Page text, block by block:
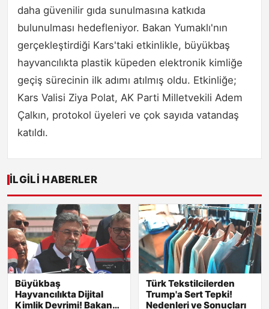
daha güvenilir gıda sunulmasına katkıda
bulunulması hedefleniyor. Bakan Yumaklı'nın
gerçekleştirdiği Kars'taki etkinlikle, büyükbaş
hayvancılıkta plastik küpeden elektronik kimliğe
geçiş sürecinin ilk adımı atılmış oldu. Etkinliğe;
Kars Valisi Ziya Polat, AK Parti Milletvekili Adem
Çalkın, protokol üyeleri ve çok sayıda vatandaş
katıldı.
İLGILI HABERLER
Büyükbaş
Hayvancılıkta Dijital
Kimlik Devrimi! Bakan
Türk Tekstilcilerden
Trump'a Sert Tepki!
Nedenleri ve Sonuçları